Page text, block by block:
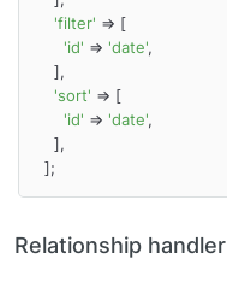
'filter' => [
'id' => 'date',
'sort' => [
'id' => 'date',
  ];
Relationship handler